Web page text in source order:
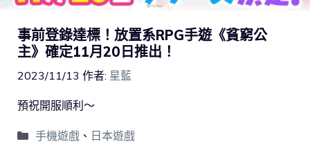
事前登錄達標！放置系RPG手遊《貧窮公
主》確定11月20日推出！
2023/11/13 作者: 星藍
預祝開服順利～
手機遊戲、 日本遊戲